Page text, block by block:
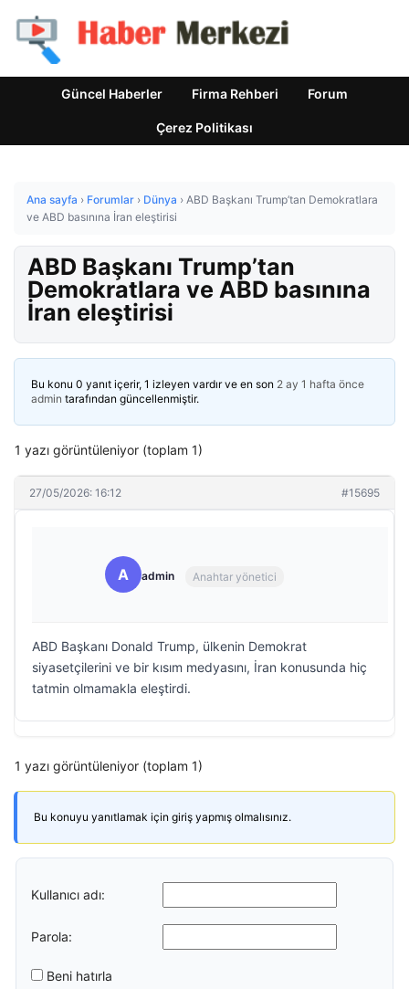
Güncel Haberler Firma Rehberi Forum
Çerez Politikası
Ana sayfa › Forumlar › Dünya › ABD Başkanı Trump’tan Demokratlara
ve ABD basınına İran eleştirisi
ABD Başkanı Trump’tan
Demokratlara ve ABD basınına
İran eleştirisi
Bu konu 0 yanıt içerir, 1 izleyen vardır ve en son 2 ay 1 hafta önce
admin tarafından güncellenmiştir.
1 yazı görüntüleniyor (toplam 1)
27/05/2026: 16:12 #15695
A admin Anahtar yönetici
ABD Başkanı Donald Trump, ülkenin Demokrat
siyasetçilerini ve bir kısım medyasını, İran konusunda hiç
tatmin olmamakla eleştirdi.
1 yazı görüntüleniyor (toplam 1)
Bu konuyu yanıtlamak için giriş yapmış olmalısınız.
Kullanıcı adı:
Parola:
Beni hatırla